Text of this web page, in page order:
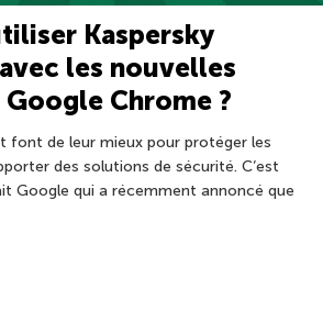
Kaspersky
les nouvelles
Chrome ?
font de leur mieux pour protéger les
des solutions de sécurité. C’est
Google qui a récemment annoncé que